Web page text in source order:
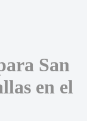
San
en el